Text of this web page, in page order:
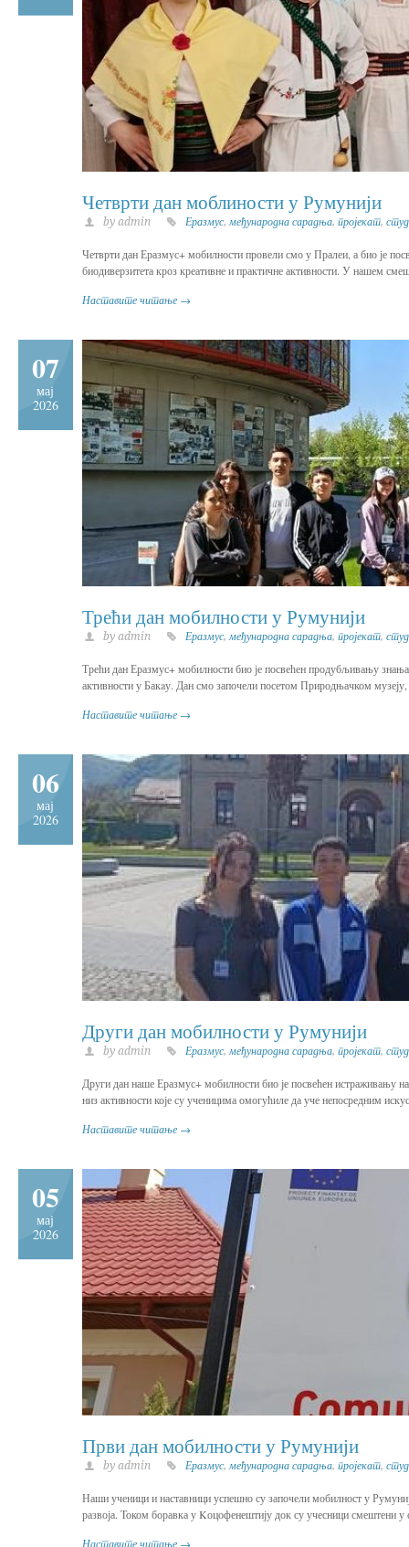
Четврти дан моблиности у Румунији
by admin Еразмус,међународна сарадња, пројекат,
Четврти дан Еразмус+ мобилности провели смо у Пралеи, а био је
биодиверзитета кроз креативне и практичне активности. У нашем
Наставите читање →
07
мај
2026
Трећи дан мобилности у Румунији
by admin Еразмус,међународна сарадња, пројекат,
Трећи дан Еразмус+ мобилности био је посвећен продубљивању
активности у Бакaу. Дан смо започели посетом Природњачком
Наставите читање →
06
мај
2026
Други дан мобилности у Румунији
by admin Еразмус,међународна сарадња, пројекат,
Други дан наше Еразмус+ мобилности био је посвећен истраживању
низ активности које су ученицима омогућиле да уче непосредним
Наставите читање →
05
мај
2026
Први дан мобилности у Румунији
by admin Еразмус,међународна сарадња, пројекат,
Наши ученици и наставници успешно су започели мобилност у
развоја. Током боравка у Kоцофенештију док су учесници смештени
Наставите читање →